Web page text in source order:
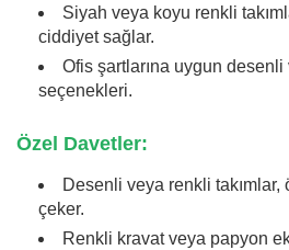
Siyah veya koyu renkli
ciddiyet sağlar.
Ofis şartlarına uygun
seçenekleri.
Özel Davetler:
Desenli veya renkli
çeker.
Renkli kravat veya papyon